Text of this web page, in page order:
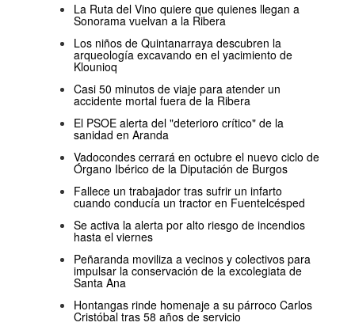
La Ruta del Vino quiere que quienes llegan a
Sonorama vuelvan a la Ribera
Los niños de Quintanarraya descubren la
arqueología excavando en el yacimiento de
Klounioq
Casi 50 minutos de viaje para atender un
accidente mortal fuera de la Ribera
El PSOE alerta del "deterioro crítico" de la
sanidad en Aranda
Vadocondes cerrará en octubre el nuevo ciclo de
Órgano Ibérico de la Diputación de Burgos
Fallece un trabajador tras sufrir un infarto
cuando conducía un tractor en Fuentelcésped
Se activa la alerta por alto riesgo de incendios
hasta el viernes
Peñaranda moviliza a vecinos y colectivos para
impulsar la conservación de la excolegiata de
Santa Ana
Hontangas rinde homenaje a su párroco Carlos
Cristóbal tras 58 años de servicio